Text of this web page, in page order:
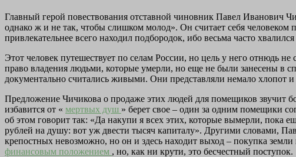
Главный герой повествования отставной чиновник Павел Иванович
однако ж и не так, чтобы слишком молод». Он считает себя
привлекательнее всего находил подбородок, ибо весьма часто
Этот человек путешествует по селам России, но цель у него отнюдь
право владения людьми, которые умерли, но еще не были занесены в
документально считались живыми. Они представляли немало хлопот
Предложение Чичикова о продаже этих людей для помещиков звучит
избавится от « мертвых душ » берет свое – один за одним помещики
об этом говорит так: «Да накупи я всех этих, которые вымерли, пока
рублей на душу: вот уж двести тысяч капиталу». Другими словами,
крепостных невозможно, но он и здесь находит выход – покупка
финансовым положением , но, как ни крути, это бесчестный поступок.